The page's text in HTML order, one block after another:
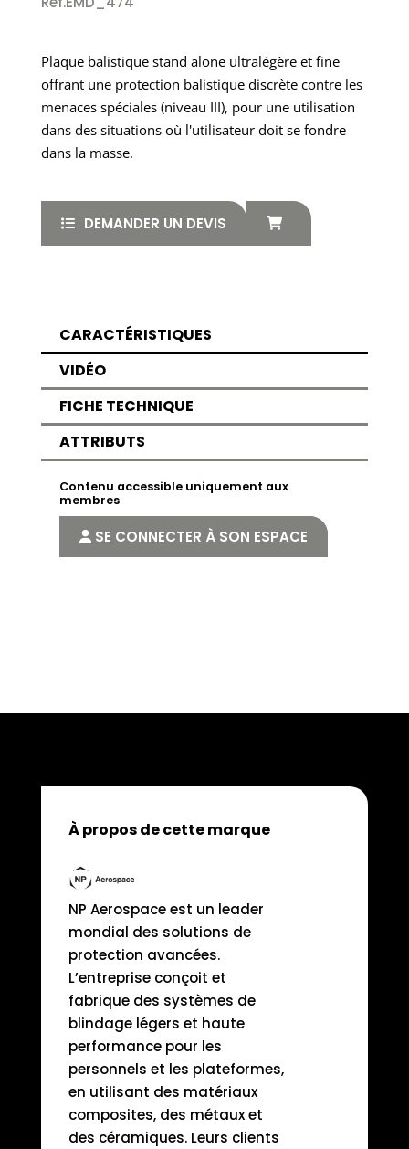
Plaque balistique stand alone ultralégère et fine
offrant une protection balistique discrète contre les
menaces spéciales (niveau III), pour une utilisation
dans des situations où l'utilisateur doit se fondre
dans la masse.
DEMANDER UN DEVIS
CARACTÉRISTIQUES
VIDÉO
FICHE TECHNIQUE
ATTRIBUTS
Contenu accessible uniquement aux
membres
SE CONNECTER À SON ESPACE
À propos de cette marque
NP Aerospace est un leader
mondial des solutions de
protection avancées.
L’entreprise conçoit et
fabrique des systèmes de
blindage légers et haute
performance pour les
personnels et les plateformes,
en utilisant des matériaux
composites, des métaux et
des céramiques. Leurs clients